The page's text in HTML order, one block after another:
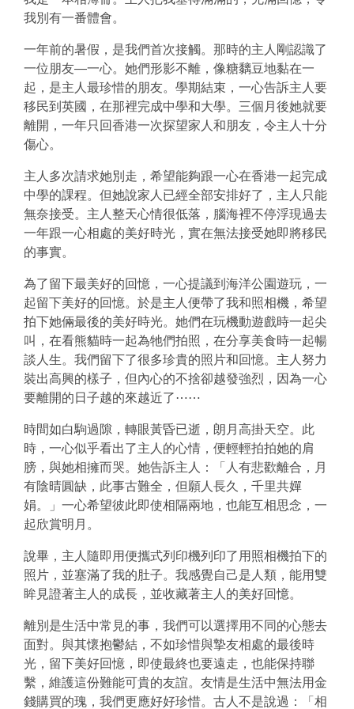
我別有一番體會。
一年前的暑假，是我們首次接觸。那時的主人剛認識了
一位朋友—一心。她們形影不離，像糖黐豆地黏在一
起，是主人最珍惜的朋友。學期結束，一心告訴主人要
移民到英國，在那裡完成中學和大學。三個月後她就要
離開，一年只回香港一次探望家人和朋友，令主人十分
傷心。
主人多次請求她別走，希望能夠跟一心在香港一起完成
中學的課程。但她說家人已經全部安排好了，主人只能
無奈接受。主人整天心情很低落，腦海裡不停浮現過去
一年跟一心相處的美好時光，實在無法接受她即將移民
的事實。
為了留下最美好的回憶，一心提議到海洋公園遊玩，一
起留下美好的回憶。於是主人便帶了我和照相機，希望
拍下她倆最後的美好時光。她們在玩機動遊戲時一起尖
叫，在看熊貓時一起為牠們拍照，在分享美食時一起暢
談人生。我們留下了很多珍貴的照片和回憶。主人努力
裝出高興的樣子，但內心的不捨卻越發強烈，因為一心
要離開的日子越的來越近了⋯⋯
時間如白駒過隙，轉眼黃昏已逝，朗月高掛天空。此
時，一心似乎看出了主人的心情，便輕輕拍拍她的肩
膀，與她相擁而哭。她告訴主人：「人有悲歡離合，月
有陰晴圓缺，此事古難全，但願人長久，千里共嬋
娟。」一心希望彼此即使相隔兩地，也能互相思念，一
起欣賞明月。
說畢，主人隨即用便攜式列印機列印了用照相機拍下的
照片，並塞滿了我的肚子。我感覺自己是人類，能用雙
眸見證著主人的成長，並收藏著主人的美好回憶。
離別是生活中常見的事，我們可以選擇用不同的心態去
面對。與其懷抱鬱結，不如珍惜與摯友相處的最後時
光，留下美好回憶，即使最終也要遠走，也能保持聯
繫，維護這份難能可貴的友誼。友情是生活中無法用金
錢購買的瑰，我們更應好好珍惜。古人不是說過：「相